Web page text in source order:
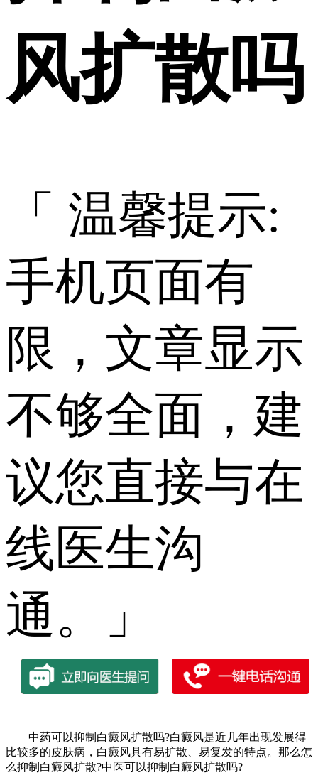
风扩散吗
「 温馨提示:
手机页面有
限，文章显示
不够全面，建
议您直接与在
线医生沟
通。」
中药可以抑制白癜风扩散吗?白癜风是近几年出现发展得
比较多的皮肤病，白癜风具有易扩散、易复发的特点。那么怎
么抑制白癜风扩散?中医可以抑制白癜风扩散吗?